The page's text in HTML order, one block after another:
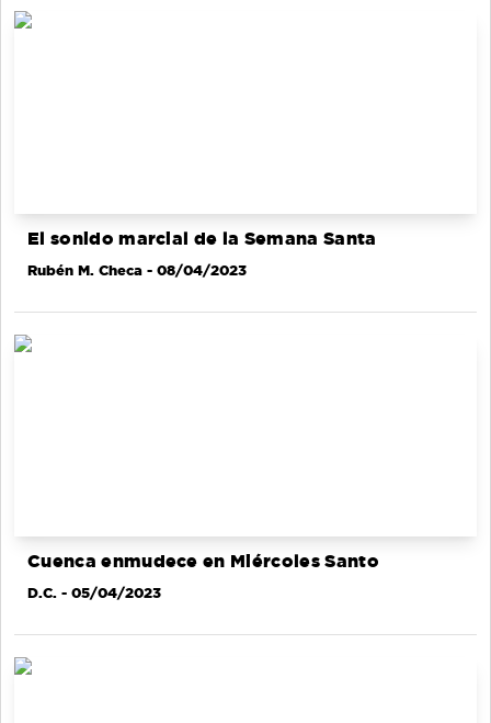
El sonido marcial de la Semana Santa
Rubén M. Checa - 08/04/2023
Cuenca enmudece en Miércoles Santo
D.C. - 05/04/2023